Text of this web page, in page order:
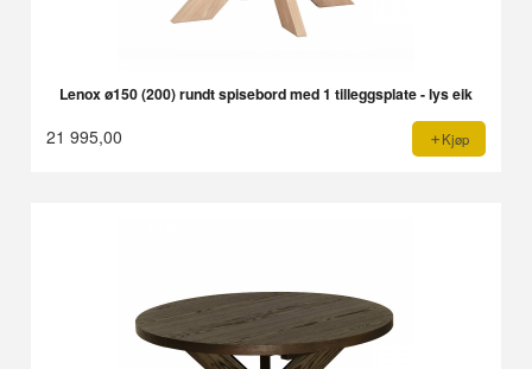
Lenox ø150 (200) rundt spisebord med 1 tilleggsplate - lys eik
21 995,00 Kjøp